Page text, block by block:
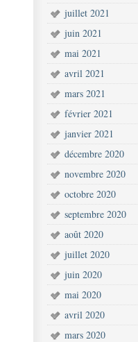
juillet 2021
juin 2021
mai 2021
avril 2021
mars 2021
février 2021
janvier 2021
décembre 2020
novembre 2020
octobre 2020
septembre 2020
août 2020
juillet 2020
juin 2020
mai 2020
avril 2020
mars 2020